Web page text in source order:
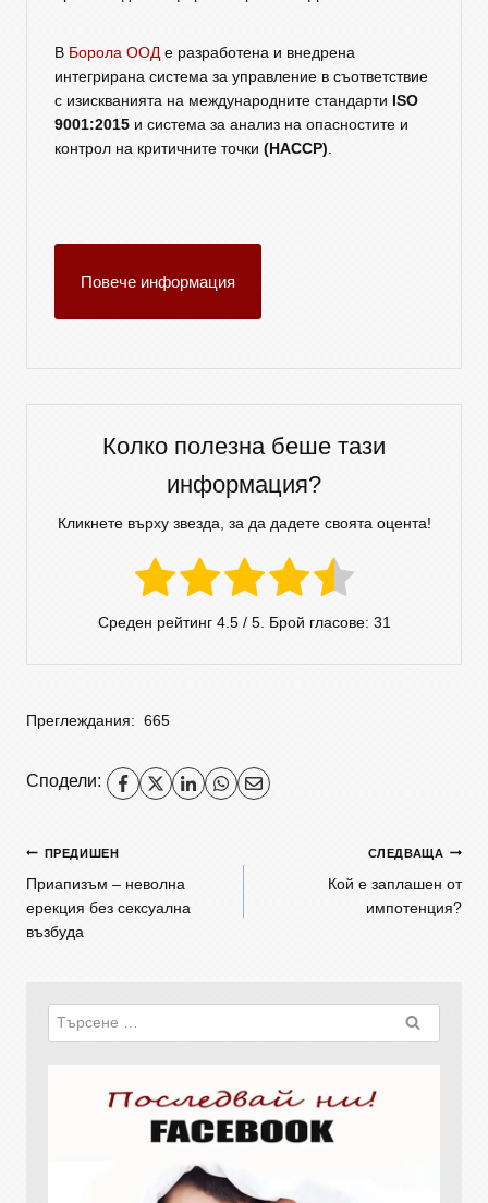
В Борола ООДе разработена и внедрена
интегрирана система за управление в съответствие
с изискванията на международните стандарти ISO
9001:2015 и система за анализ на опасностите и
контрол на критичните точки (HACCP).
Повече информация
Колко полезна беше тази
информация?
Кликнете върху звезда, за да дадете своята оцента!
Среден рейтинг 4.5/ 5. Брой гласове: 31
Преглеждания: 665
Сподели:
ПРЕДИШЕН
Приапизъм – неволна
ерекция без сексуална
възбуда
СЛЕДВАЩА
Кой е заплашен от
импотенция?